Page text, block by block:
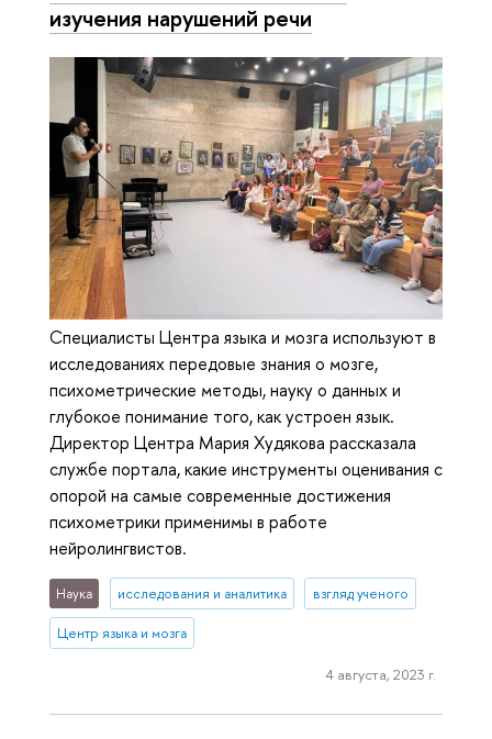
изучения нарушений речи
Специалисты Центра языка и мозга используют в
исследованиях передовые знания о мозге,
психометрические методы, науку о данных и
глубокое понимание того, как устроен язык.
Директор Центра Мария Худякова рассказала
службе портала, какие инструменты оценивания с
опорой на самые современные достижения
психометрики применимы в работе
нейролингвистов.
Наука исследования и аналитика взгляд ученого
Центр языка и мозга
4 августа, 2023 г.